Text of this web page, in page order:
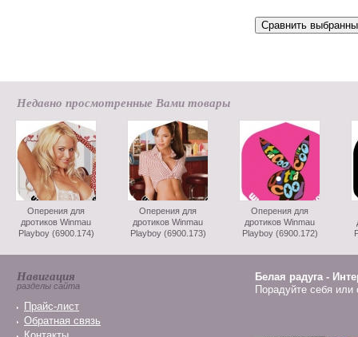
Недавно просмотренные Вами товары
Оперения для
дротиков Winmau
Playboy (6900.174)
Оперения для
дротиков Winmau
Playboy (6900.173)
Оперения для
дротиков Winmau
Playboy (6900.172)
Навигация
разделы сайта
Прайс-лист
Обратная связь
Белая радуга -
Порадуйте себя